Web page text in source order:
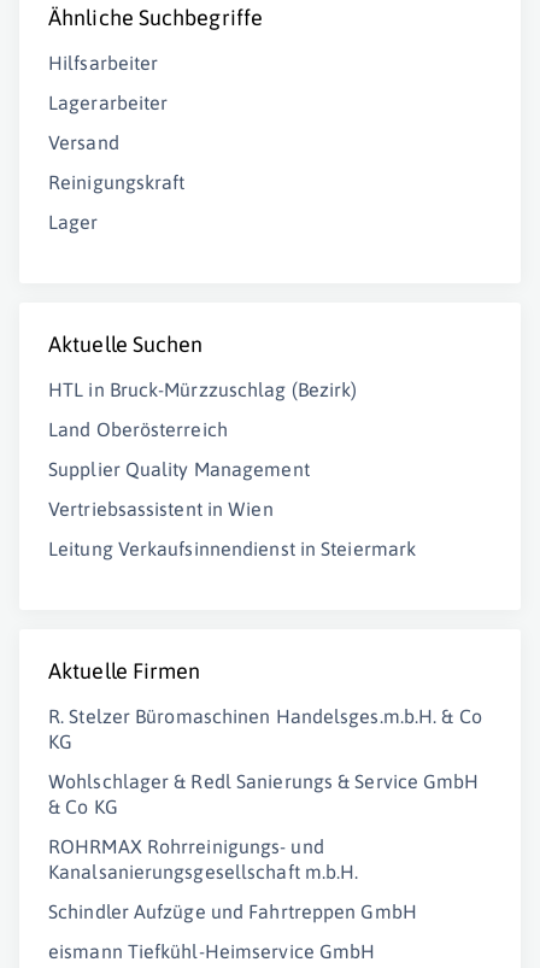
Ähnliche Suchbegriffe
Hilfsarbeiter
Lagerarbeiter
Versand
Reinigungskraft
Lager
Aktuelle Suchen
HTL in Bruck-Mürzzuschlag (Bezirk)
Land Oberösterreich
Supplier Quality Management
Vertriebsassistent in Wien
Leitung Verkaufsinnendienst in Steiermark
Aktuelle Firmen
R. Stelzer Büromaschinen Handelsges.m.b.H. & Co
KG
Wohlschlager & Redl Sanierungs & Service GmbH
& Co KG
ROHRMAX Rohrreinigungs- und
Kanalsanierungsgesellschaft m.b.H.
Schindler Aufzüge und Fahrtreppen GmbH
eismann Tiefkühl-Heimservice GmbH